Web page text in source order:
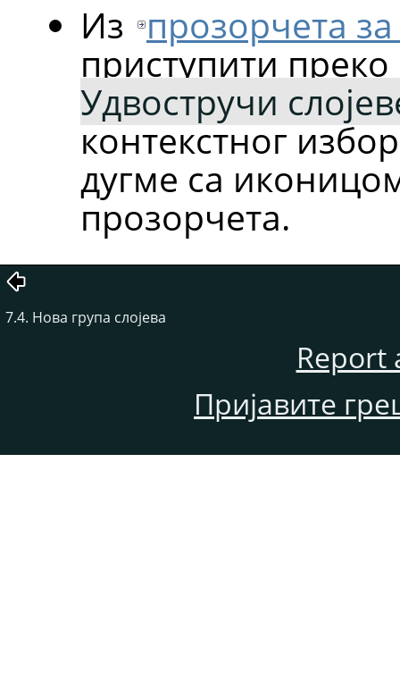
Из прозорчета за
приступити
Удвостручи
контекстног
дугме са
прозорчета.
7.4. Нова група слојева
Report
Пријавите